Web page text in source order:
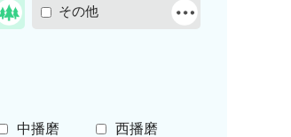
その他
中播磨
西播磨